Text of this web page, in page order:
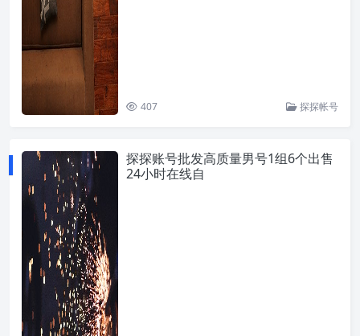
407 探探帐号
探探账号批发高质量男号1组6个出售
24小时在线自